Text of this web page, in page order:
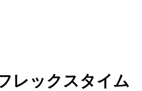
レックスタイム